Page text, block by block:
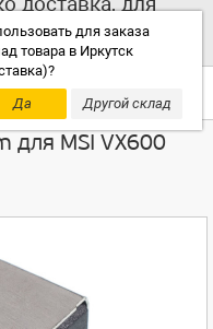
для заказа
товара в Иркутск
Да
Другой склад
выбирайте
склад!
для MSI VX600